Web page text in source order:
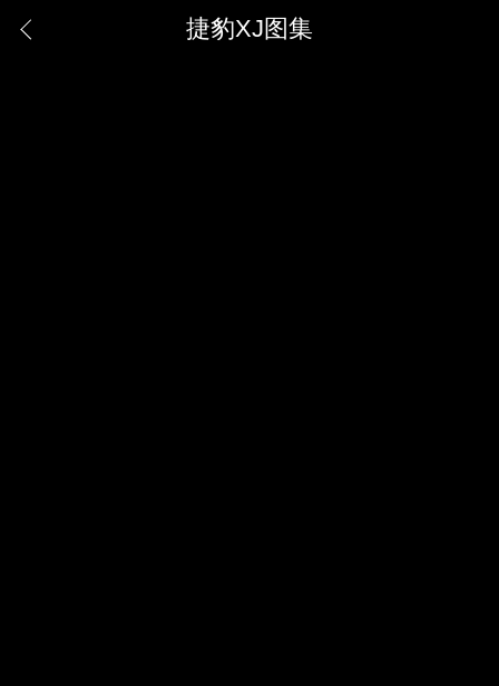
捷豹XJ图集